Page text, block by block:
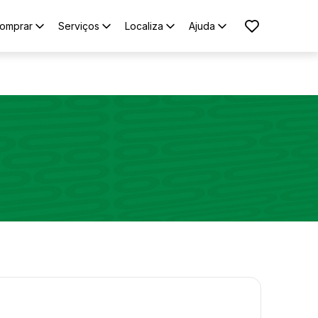
Serviços Localiza Ajuda